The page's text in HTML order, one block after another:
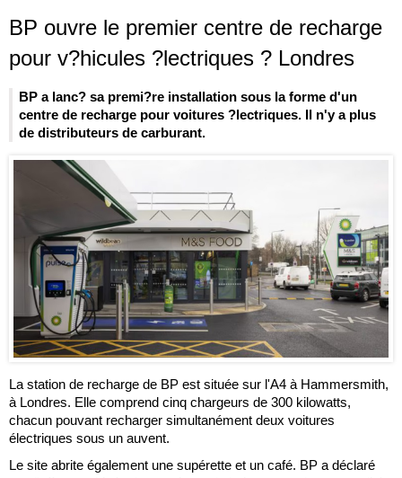
BP ouvre le premier centre de recharge
pour v?hicules ?lectriques ? Londres
BP a lanc? sa premi?re installation sous la forme d'un
centre de recharge pour voitures ?lectriques. Il n'y a plus
de distributeurs de carburant.
La station de recharge de BP est située sur l'A4 à Hammersmith,
à Londres. Elle comprend cinq chargeurs de 300 kilowatts,
chacun pouvant recharger simultanément deux voitures
électriques sous un auvent.
Le site abrite également une supérette et un café. BP a déclaré